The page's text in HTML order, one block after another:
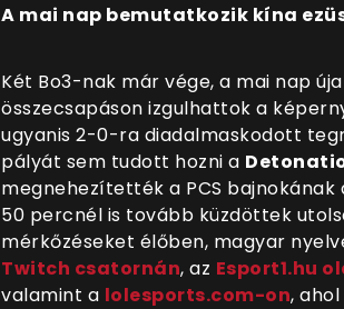
A mai nap bemutatkozik kína
Két Bo3-nak már vége, a mai nap
összecsapáson izgulhattok a
ugyanis 2-0-ra diadalmaskodott
pályát sem tudott hozni a
megnehezítették a PCS
50 percnél is tovább küzdöttek
mérkőzéseket élőben, magyar
Twitch csatornán, az Esport1.hu
valamint a lolesports.com-on,